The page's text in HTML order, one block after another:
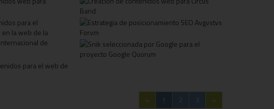
« 1 2 3 »